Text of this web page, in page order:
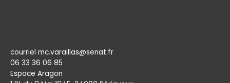
courriel mc.varaillas@senat.fr
06 33 36 06 85
Espace Aragon